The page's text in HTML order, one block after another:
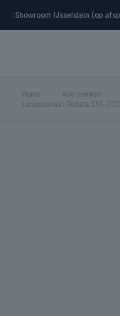
Showroom IJsselstein (op
Home Alle merken
Lasapparaat Redats SM-